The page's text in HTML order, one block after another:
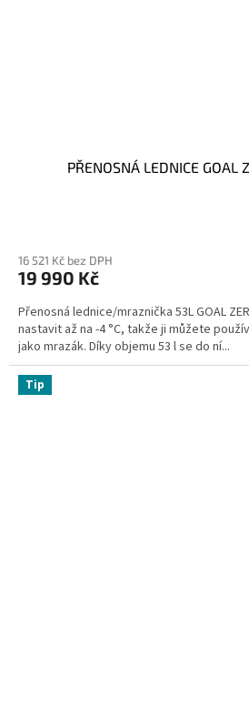
PŘENOSNÁ LEDNICE GOAL
16 521 Kč bez DPH
19 990 Kč
Přenosná lednice/mraznička 53L GOAL
nastavit až na -4 °C, takže ji můžete
jako mrazák. Díky objemu 53 l se do ní...
Tip